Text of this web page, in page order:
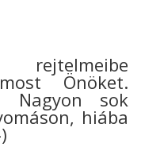
Önöket.
Nagyon sok
hiába